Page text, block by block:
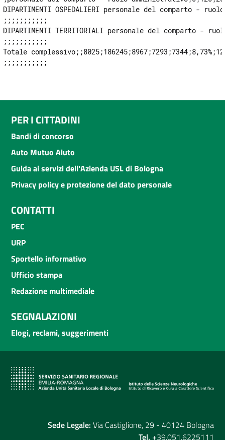
DIPARTIMENTI OSPEDALIERI personale del comparto -
;;;;;;;;;;;
DIPARTIMENTI TERRITORIALI personale del comparto -
;;;;;;;;;;;
Totale
PER I CITTADINI
Bandi di concorso
Auto Mutuo Aiuto
Guida ai servizi dell'Azienda USL di Bologna
Privacy policy e protezione del dato personale
CONTATTI
PEC
URP
Sportello informativo
Ufficio stampa
Redazione multimediale
SEGNALAZIONI
Elogi, reclami, suggerimenti
Sede Legale: Via Castiglione, 29 - 40124 Bologna
Tel. +39.051.6225111